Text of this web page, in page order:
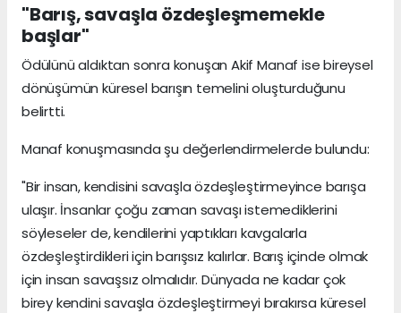
"Barış, savaşla özdeşleşmemekle
başlar"
Ödülünü aldıktan sonra konuşan Akif Manaf ise bireysel
dönüşümün küresel barışın temelini oluşturduğunu
belirtti.
Manaf konuşmasında şu değerlendirmelerde bulundu:
"Bir insan, kendisini savaşla özdeşleştirmeyince barışa
ulaşır. İnsanlar çoğu zaman savaşı istemediklerini
söyleseler de, kendilerini yaptıkları kavgalarla
özdeşleştirdikleri için barışsız kalırlar. Barış içinde olmak
için insan savaşsız olmalıdır. Dünyada ne kadar çok
birey kendini savaşla özdeşleştirmeyi bırakırsa küresel